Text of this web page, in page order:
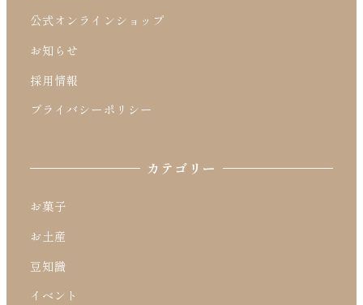
公式オンラインショップ
お知らせ
採用情報
プライバシーポリシー
カテゴリー
お菓子
お土産
豆知識
イベント